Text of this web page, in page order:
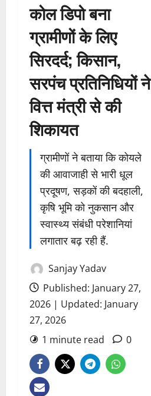
कोल डिपो बना
ग्रामीणों के लिए
सिरदर्द; किसान,
सरपंच प्रतिनिधियों ने
वित्त मंत्री से की
शिकायत
ग्रामीणों ने बताया कि कोयले
की आवाजाही से भारी धूल
प्रदूषण, सड़कों की बदहाली,
कृषि भूमि को नुकसान और
स्वास्थ्य संबंधी परेशानियां
लगातार बढ़ रही हैं.
Sanjay Yadav
Published: January 27,
2026 | Updated: January
27, 2026
1 minute read
0